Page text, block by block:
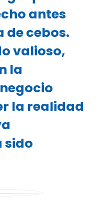
antes
de cebos.
valioso,
la
la realidad
sido